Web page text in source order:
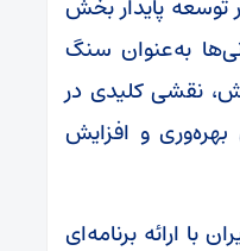
پایدار بخش
به‌عنوان سنگ
نقشی کلیدی در
بهره‌وری و افزایش
با ارائه برنامه‌ای